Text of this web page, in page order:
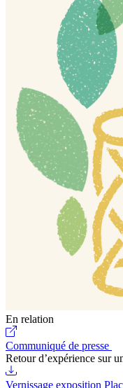
En relation
Communiqué de presse
Retour d’expérience sur
Vernissage exposition